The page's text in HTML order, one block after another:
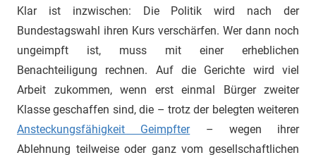
Klar ist inzwischen: Die Politik wird nach der
Bundestagswahl ihren Kurs verschärfen. Wer dann noch
ungeimpft ist, muss mit einer erheblichen
Benachteiligung rechnen. Auf die Gerichte wird viel
Arbeit zukommen, wenn erst einmal Bürger zweiter
Klasse geschaffen sind, die – trotz der belegten weiteren
Ansteckungsfähigkeit Geimpfter– wegen ihrer
Ablehnung teilweise oder ganz vom gesellschaftlichen